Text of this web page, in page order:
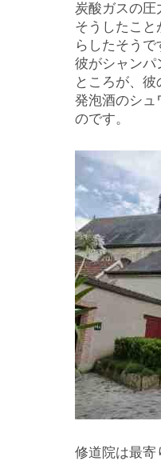
炭酸ガスの圧
そうしたこ
らしたそうで
彼がシャンパ
ところが、
発泡酒のシュ
のです。
修道院は最寄